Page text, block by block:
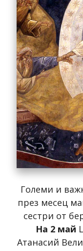
Големи и
през месец
сестри от
На 2 май
Атанасий